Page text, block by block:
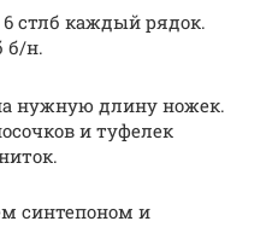
6 стлб каждый рядок.
б/н.
нужную длину ножек.
и туфелек
синтепоном и